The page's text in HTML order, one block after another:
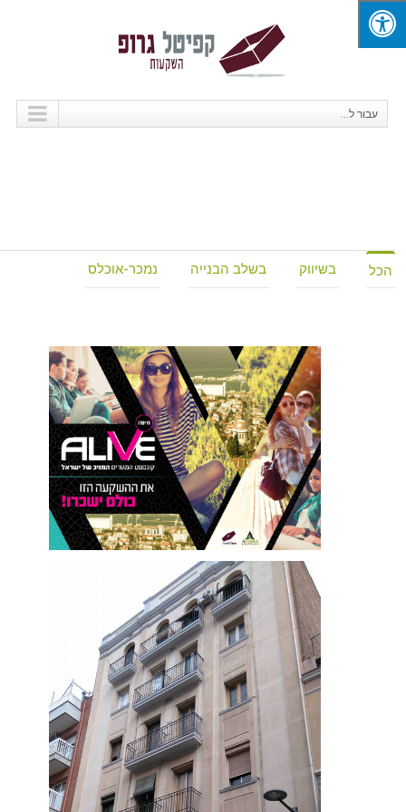
עבור ל...
הכל בשיווק בשלב הבנייה נמכר-אוכלס